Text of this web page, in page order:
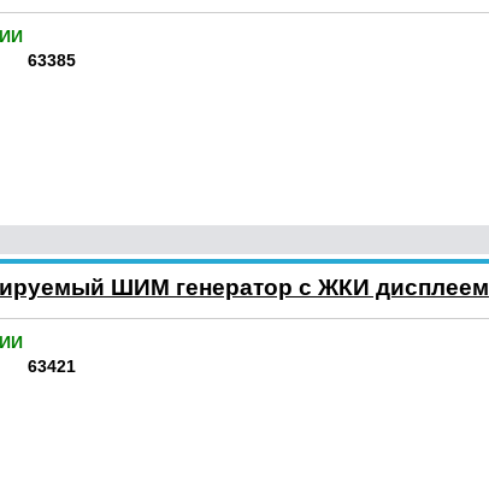
63385
ШИМ генератор с ЖКИ дисплеем
63421